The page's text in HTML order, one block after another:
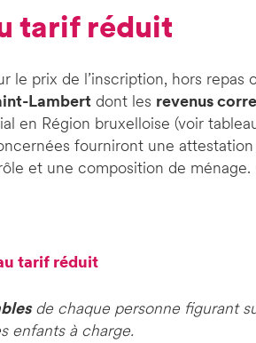
tarif réduit
le prix de l’inscription, hors
Lambertdont les revenus
en Région bruxelloise (voir
fourniront une
et une composition de
tarif réduit
de chaque personne figurant
enfants à charge.